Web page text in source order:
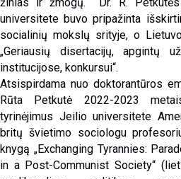
universitete buvo pripažinta
socialinių mokslų srityje, o
„Geriausių disertacijų, apgintų
institucijose, konkursui“.
Atsispirdama nuo doktorantūros
Rūta Petkutė 2022-2023
tyrinėjimus Jeilio universitete
britų švietimo sociologu
knygą „Exchanging Tyrannies:
in a Post-Communist Society“